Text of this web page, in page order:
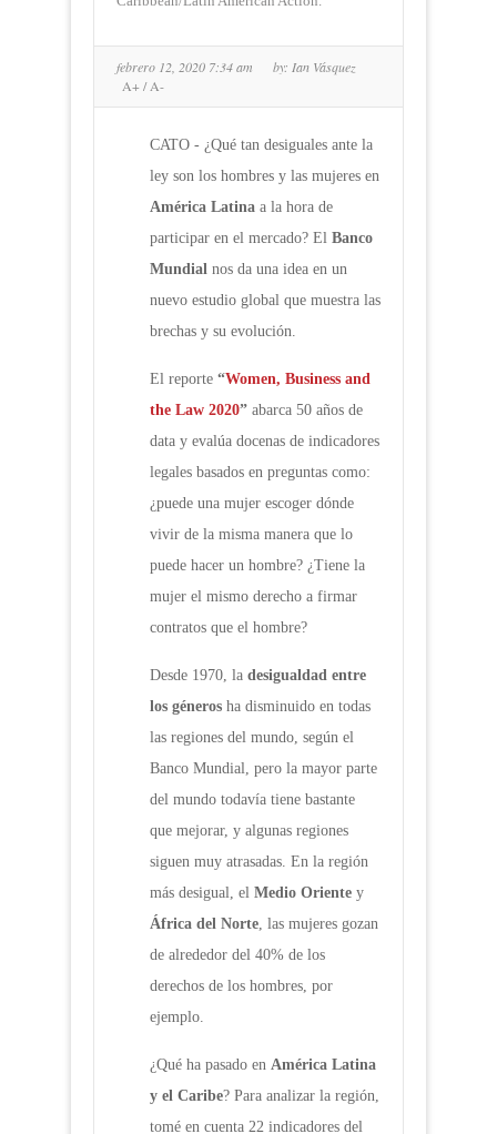
febrero 12, 2020 7:34 am by: Ian Vásquez
A+/A-
CATO - ¿Qué tan desiguales ante la
ley son los hombres y las mujeres en
América Latina a la hora de
participar en el mercado? El Banco
Mundial nos da una idea en un
nuevo estudio global que muestra las
brechas y su evolución.
El reporte “Women, Business and
the Law 2020” abarca 50 años de
data y evalúa docenas de indicadores
legales basados en preguntas como:
¿puede una mujer escoger dónde
vivir de la misma manera que lo
puede hacer un hombre? ¿Tiene la
mujer el mismo derecho a firmar
contratos que el hombre?
Desde 1970, la desigualdad entre
los géneros ha disminuido en todas
las regiones del mundo, según el
Banco Mundial, pero la mayor parte
del mundo todavía tiene bastante
que mejorar, y algunas regiones
siguen muy atrasadas. En la región
más desigual, el Medio Oriente y
África del Norte, las mujeres gozan
de alrededor del 40% de los
derechos de los hombres, por
ejemplo.
¿Qué ha pasado en América Latina
y el Caribe? Para analizar la región,
tomé en cuenta 22 indicadores del